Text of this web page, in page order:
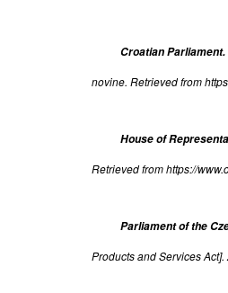
Croatian
novine. Retrieved from
House of
Retrieved from https://
Parliament of the
Products and Services